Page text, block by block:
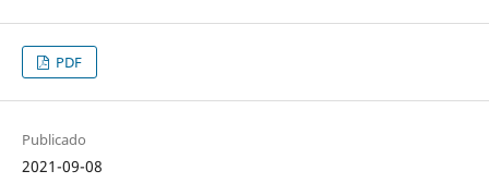
PDF
Publicado
2021-09-08